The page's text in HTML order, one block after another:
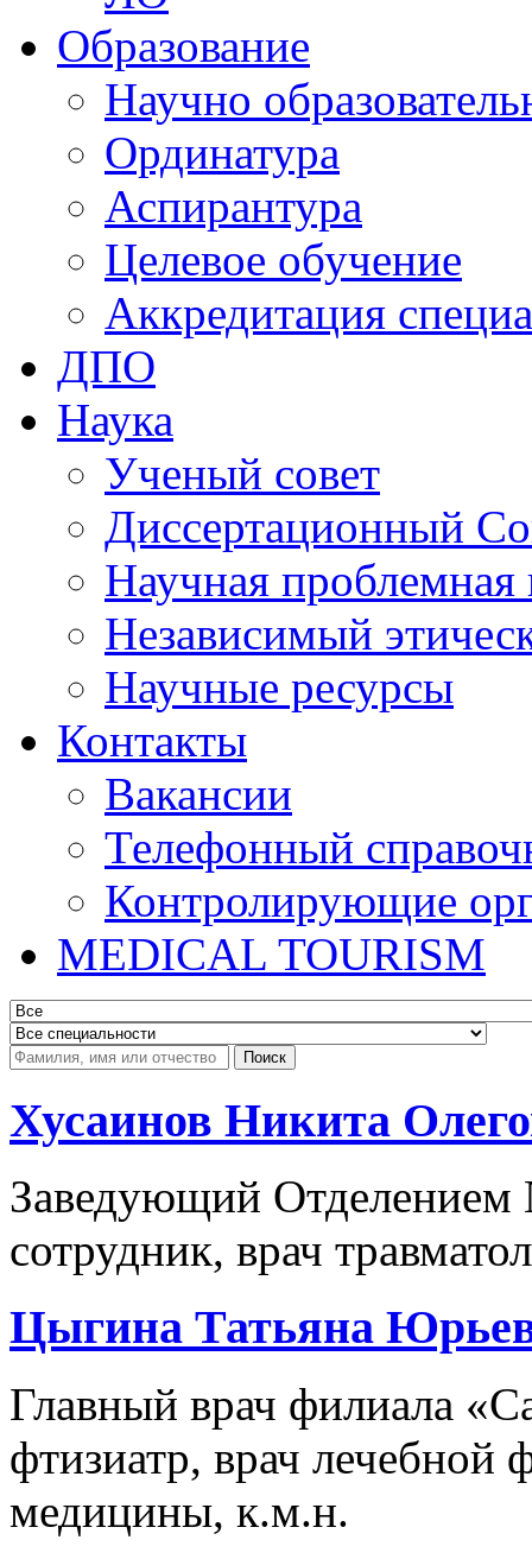
Образование
Научно
Ординатура
Аспирантура
Целевое обучение
Аккредитация
ДПО
Наука
Ученый совет
Диссертационный
Научная проблемная
Независимый
Научные ресурсы
Контакты
Вакансии
Телефонный
Контролирующие
MEDICAL TOURISM
Поиск
Хусаинов Никита
Заведующий
сотрудник, врач
Цыгина Татьяна
Главный врач филиала
фтизиатр, врач лечебной
медицины, к.м.н.